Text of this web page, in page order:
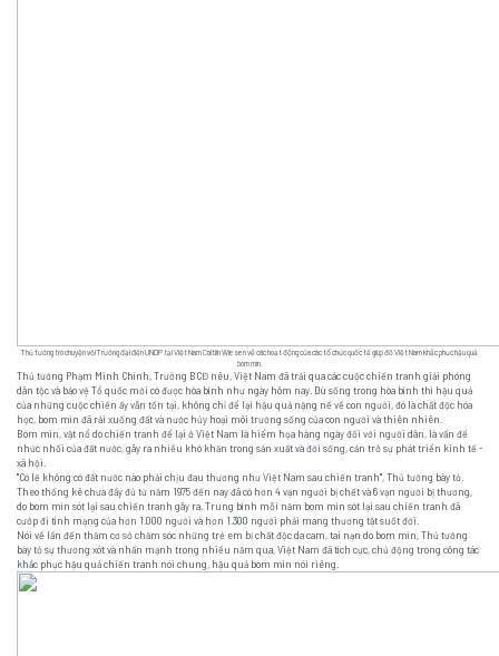
Thủ tướng trò chuyện với Trưởng đại diện UNDP tại Việt Nam Caitlin Wiesen về các hoạt động của các tổ chức quốc tế giúp đỡ Việt Nam khắc phục hậu quả
bom mìn.
Thủ tướng Phạm Minh Chính, Trưởng BCĐ nêu, Việt Nam đã trải qua các cuộc chiến tranh giải phóng
dân tộc và bảo vệ Tổ quốc mới có được hòa bình như ngày hôm nay. Dù sống trong hòa bình thì hậu quả
của những cuộc chiến ấy vẫn tồn tại, không chỉ để lại hậu quả nặng nề về con người, đó là chất độc hóa
học, bom mìn đã rải xuống đất và nước hủy hoại môi trường sống của con người và thiên nhiên.
Bom mìn, vật nổ do chiến tranh để lại ở Việt Nam là hiểm họa hàng ngày đối với người dân, là vấn đề
nhức nhối của đất nước, gây ra nhiều khó khăn trong sản xuất và đời sống, cản trở sự phát triển kinh tế -
xã hội.
"Có lẽ không có đất nước nào phải chịu đau thương như Việt Nam sau chiến tranh", Thủ tướng bày tỏ.
Theo thống kê chưa đầy đủ từ năm 1975 đến nay đã có hơn 4 vạn người bị chết và 6 vạn người bị thương,
do bom mìn sót lại sau chiến tranh gây ra. Trung bình mỗi năm bom mìn sót lại sau chiến tranh đã
cướp đi tính mạng của hơn 1.000 người và hơn 1.300 người phải mang thương tật suốt đời.
Nói về lần đến thăm cơ sở chăm sóc những trẻ em bị chất độc da cam, tai nạn do bom mìn, Thủ tướng
bày tỏ sự thương xót và nhấn mạnh trong nhiều năm qua, Việt Nam đã tích cực, chủ động trong công tác
khắc phục hậu quả chiến tranh nói chung, hậu quả bom mìn nói riêng.